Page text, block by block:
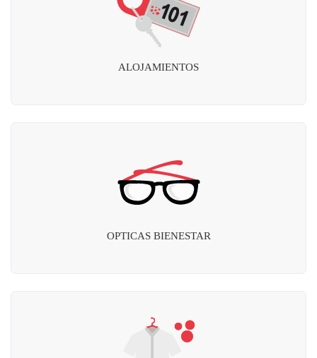
ALOJAMIENTOS
OPTICAS BIENESTAR